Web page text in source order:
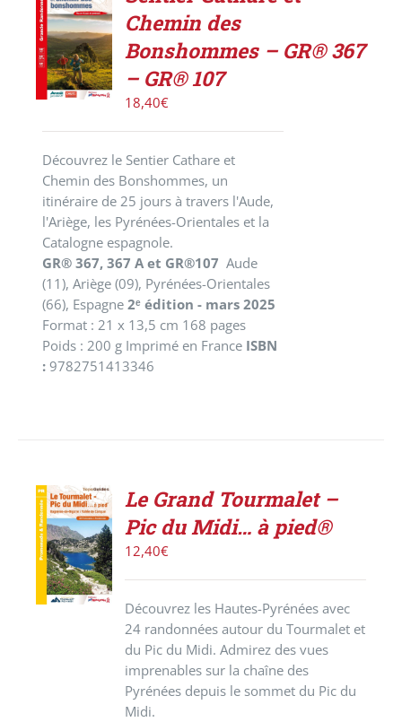
ACHETER
LE
PRODUIT
/
DÉTAILS
Chemin des
Bonshommes – GR® 367
– GR® 107
18,40€
Découvrez le Sentier Cathare et
Chemin des Bonshommes, un
itinéraire de 25 jours à travers l'Aude,
l'Ariège, les Pyrénées-Orientales et la
Catalogne espagnole.
GR® 367, 367 A et GR®107 Aude
(11), Ariège (09), Pyrénées-Orientales
(66), Espagne2ᵉ édition - mars 2025
Format : 21 x 13,5 cm 168 pages
Poids : 200 g Imprimé en France ISBN
: 9782751413346
ACHETER
LE
PRODUIT
/
DÉTAILS
Le Grand Tourmalet –
Pic du Midi… à pied®
12,40€
Découvrez les Hautes-Pyrénées avec
24 randonnées autour du Tourmalet et
du Pic du Midi. Admirez des vues
imprenables sur la chaîne des
Pyrénées depuis le sommet du Pic du
Midi.